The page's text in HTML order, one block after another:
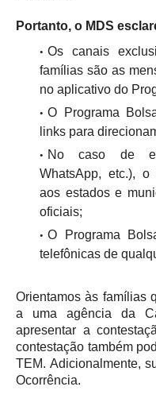
Portanto, o MDS
Os canais
famílias são as
no aplicativo do
O Programa
links para
No caso de
WhatsApp, etc.), o
aos estados e
oficiais;
O Programa
telefônicas de
Orientamos às famílias
a uma agência da
apresentar a
contestação também
TEM. Adicionalmente,
Ocorrência.